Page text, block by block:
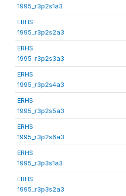
1995_r3p2s1a3
ERHS
1995_r3p2s2a3
ERHS
1995_r3p2s3a3
ERHS
1995_r3p2s4a3
ERHS
1995_r3p2s5a3
ERHS
1995_r3p2s6a3
ERHS
1995_r3p3s1a3
ERHS
1995_r3p3s2a3